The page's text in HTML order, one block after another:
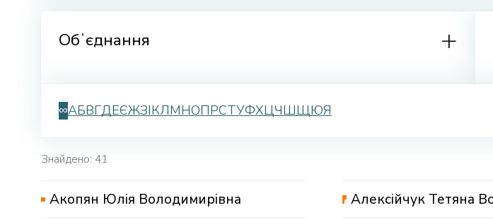
Обʼєднання
∞АБВГДЕЄЖЗІКЛМНОПРСТУФХЦЧШЩЮЯ
Знайдено: 41
Акопян Юлія Володимирівна Алексійчук Тетяна